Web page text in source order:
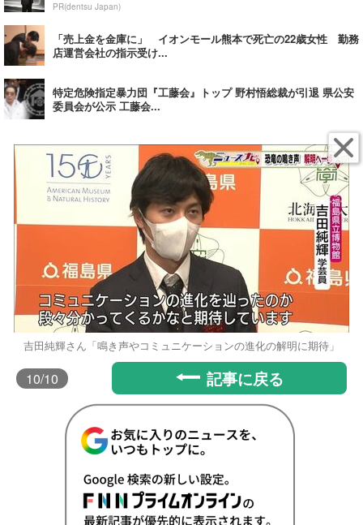
PR(dentsu Japan)
「売上金を金庫に」 イオンモール熊本で死亡の22歳女性 勤務
店運営会社の指示受け...
特定危険指定暴力団『工藤会』トップ 野村悟総裁が引退 県公安
委員会が公示 工藤会...
吉田純輝さん「鳴き声やコミュニケーションの進化の解明に期待」
10/10 記事に戻る